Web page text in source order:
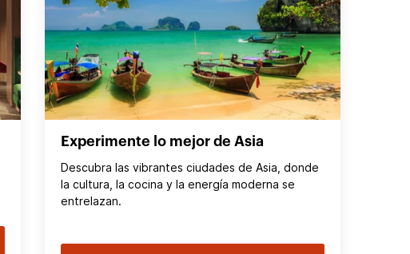
Experimente lo mejor de Asia
Descubra las vibrantes ciudades de Asia, donde
la cultura, la cocina y la energía moderna se
entrelazan.